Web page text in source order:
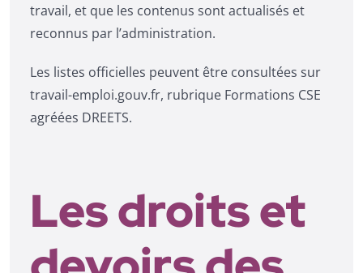
travail, et que les contenus sont actualisés et
reconnus par l’administration.
Les listes officielles peuvent être consultées sur
travail-emploi.gouv.fr, rubrique Formations CSE
agréées DREETS.
Les droits et